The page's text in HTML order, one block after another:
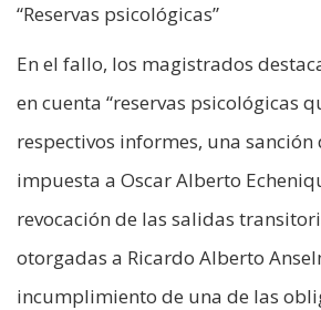
“Reservas psicológicas”
En el fallo, los magistrados
en cuenta “reservas psicológicas
respectivos informes, una
impuesta a Oscar Alberto
revocación de las salidas
otorgadas a Ricardo Alberto
incumplimiento de una de las